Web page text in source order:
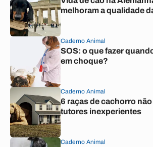
melhoram a qualidade
Caderno Animal
SOS: o que fazer
em choque?
Caderno Animal
6 raças de cachorro
tutores inexperientes
Caderno Animal